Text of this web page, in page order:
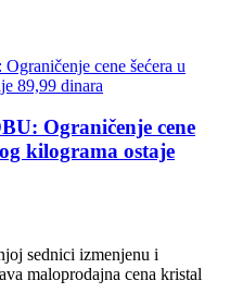
Ograničenje cene
kilograma ostaje
sednici izmenjenu i
maloprodajna cena kristal